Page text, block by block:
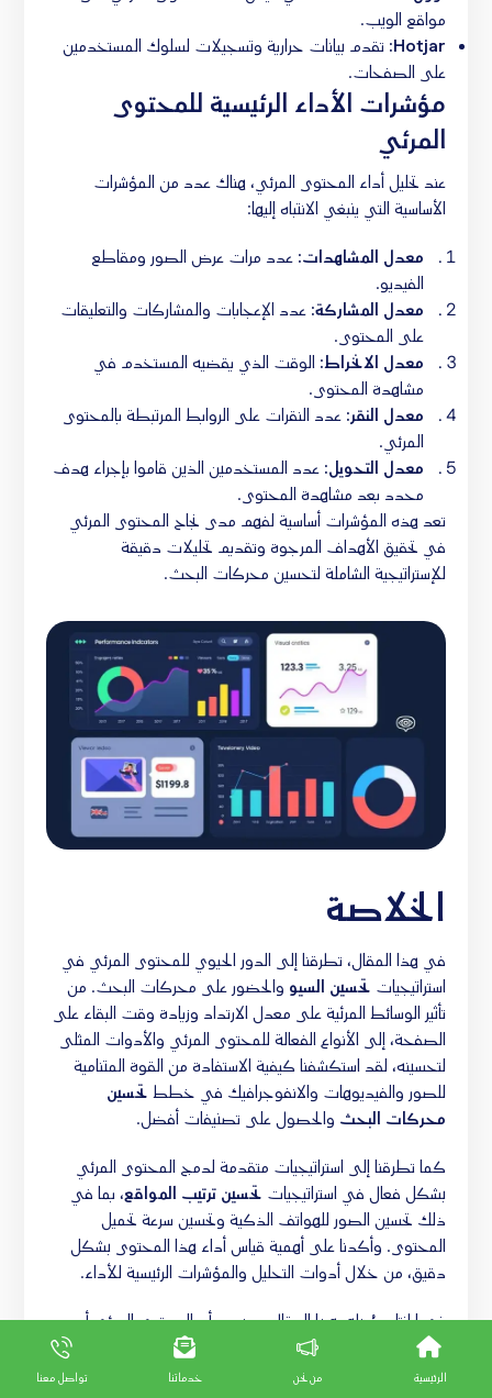
مواقع الويب.
Hotjar: تقدم بيانات حرارية وتسجيلات لسلوك المستخدمين
على الصفحات.
مؤشرات الأداء الرئيسية للمحتوى
المرئي
عند تحليل أداء المحتوى المرئي، هناك عدد من المؤشرات
الأساسية التي ينبغي الانتباه إليها:
معدل المشاهدات: عدد مرات عرض الصور ومقاطع
الفيديو.
معدل المشاركة: عدد الإعجابات والمشاركات والتعليقات
على المحتوى.
معدل الانخراط: الوقت الذي يقضيه المستخدم في
مشاهدة المحتوى.
معدل النقر: عدد النقرات على الروابط المرتبطة بالمحتوى
المرئي.
معدل التحويل: عدد المستخدمين الذين قاموا بإجراء هدف
محدد بعد مشاهدة المحتوى.
تعد هذه المؤشرات أساسية لفهم مدى نجاح المحتوى المرئي
في تحقيق الأهداف المرجوة وتقديم تحليلات دقيقة
للإستراتيجية الشاملة لتحسين محركات البحث.
الخلاصة
في هذا المقال، تطرقنا إلى الدور الحيوي للمحتوى المرئي في
استراتيجيات تحسين السيو والحضور على محركات البحث. من
تأثير الوسائط المرئية على معدل الارتداد وزيادة وقت البقاء على
الصفحة، إلى الأنواع الفعالة للمحتوى المرئي والأدوات المثلى
لتحسينه، لقد استكشفنا كيفية الاستفادة من القوة المتنامية
للصور والفيديوهات والانفوجرافيك في خطط تحسين
محركات البحث والحصول على تصنيفات أفضل.
كما تطرقنا إلى استراتيجيات متقدمة لدمج المحتوى المرئي
بشكل فعال في استراتيجيات تحسين ترتيب المواقع، بما في
ذلك تحسين الصور للهواتف الذكية وتحسين سرعة تحميل
المحتوى. وأكدنا على أهمية قياس أداء هذا المحتوى بشكل
دقيق، من خلال أدوات التحليل والمؤشرات الرئيسية للأداء.
في الختام، يُظهر هذا المقال بوضوح أن المحتوى المرئي أصبح
ركيزة أساسية في عالم السيو الحديث. بتطبيق الممارسات
الصحيحة وإتباع الاتجاهات الناشئة، يمكن للمسوقين والمطورين
الرئيسية من نحن خدماتنا تواصل معنا